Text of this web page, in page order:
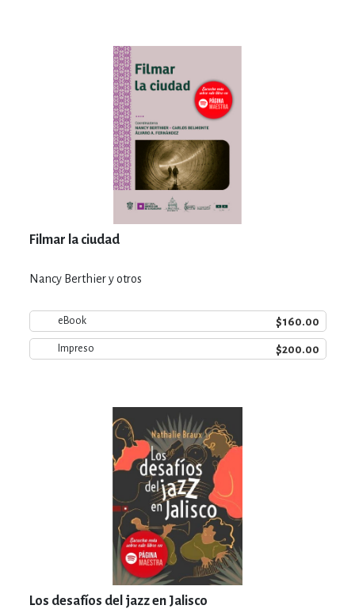
Filmar la ciudad
Nancy Berthier y otros
eBook $160.00
Impreso $200.00
Los desafíos del jazz en Jalisco